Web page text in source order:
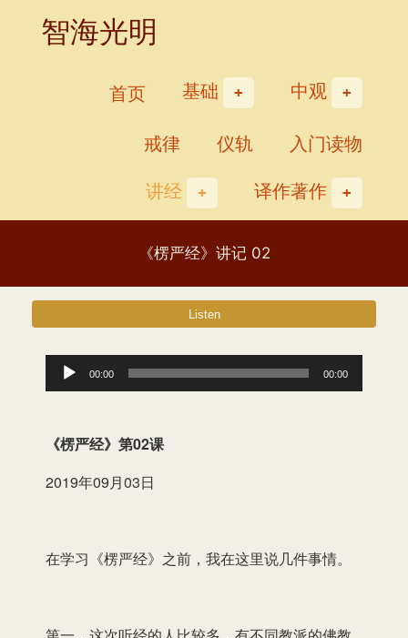
智海光明
首页 基础
中观
戒律
仪轨
入门读物
讲经
译作著作
《楞严经》讲记 02
频
放
器
00:00 00:00
《楞严经》第02课
2019年09月03日
在学习《楞严经》之前，我在这里说几件事情。